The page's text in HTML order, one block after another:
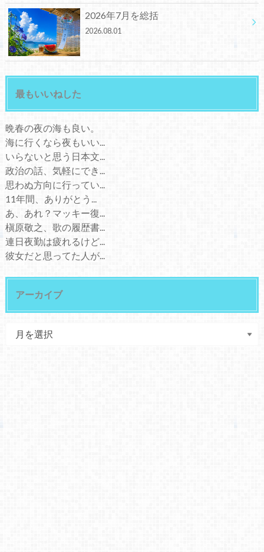
2026年7月を総括
2026.08.01
最もいいねした
晩春の夜の海も良い。
海に行くなら夜もいい...
いらないと思う日本文...
政治の話、気軽にでき...
思わぬ方向に行ってい...
11年間、ありがとう...
あ、あれ？マッキー復...
槇原敬之、歌の履歴書...
連日夜勤は疲れるけど...
彼女だと思ってた人が...
アーカイブ